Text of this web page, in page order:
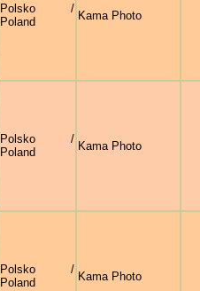
Polsko /
Poland
Kama Photo
Polsko /
Poland
Kama Photo
Polsko /
Poland
Kama Photo